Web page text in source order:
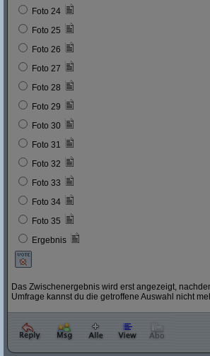
Foto 24
Foto 25
Foto 26
Foto 27
Foto 28
Foto 29
Foto 30
Foto 31
Foto 32
Foto 33
Foto 34
Foto 35
Ergebnis
Das Zwischenergebnis wird erst angezeigt,
Umfrage kannst du die getroffene Auswahl nicht